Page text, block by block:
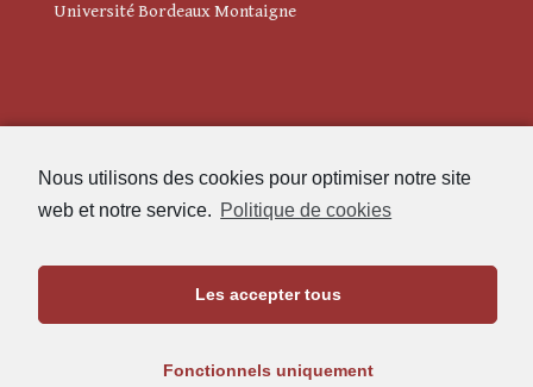
Nous utilisons des cookies pour optimiser notre site
web et notre service. Politique de cookies
Les accepter tous
Fonctionnels uniquement
Université Bordeaux Montaigne
Politique de cookies (UE)
Maison de l'Archéologie